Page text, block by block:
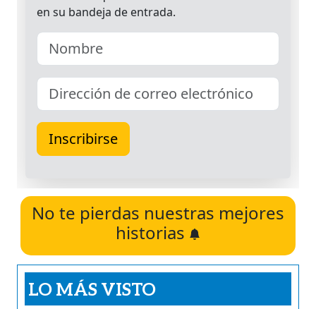
No te pierdas nuestras mejores
historias
LO MÁS VISTO